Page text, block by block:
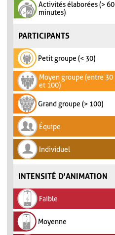
Activités élaborées (> 60
minutes)
PARTICIPANTS
Petit groupe (< 30)
Moyen groupe (entre 30
et 100)
Grand groupe (> 100)
Équipe
Individuel
INTENSITÉ D'ANIMATION
Faible
Moyenne